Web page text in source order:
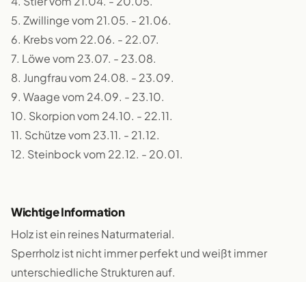
5. Zwillinge vom 21.05. - 21.06.
6. Krebs vom 22.06. - 22.07.
7. Löwe vom 23.07. - 23.08.
8. Jungfrau vom 24.08. - 23.09.
9. Waage vom 24.09. - 23.10.
10. Skorpion vom 24.10. - 22.11.
11. Schütze vom 23.11. - 21.12.
12. Steinbock vom 22.12. - 20.01.
Wichtige Information
Holz ist ein reines Naturmaterial.
Sperrholz ist nicht immer perfekt und weißt immer
unterschiedliche Strukturen auf.